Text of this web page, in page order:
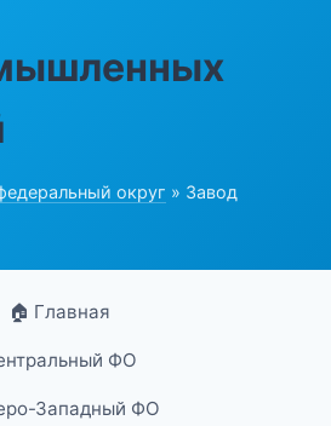
округ » Завод
🏠 Главная
ФО
Западный ФО